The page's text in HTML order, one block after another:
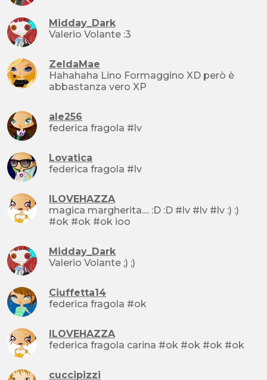
Midday_Dark
Valerio Volante :3
ZeldaMae
Hahahaha Lino Formaggino XD però è
abbastanza vero XP
ale256
federica fragola #lv
Lovatica
federica fragola #lv
ILOVEHAZZA
magica margherita.... :D :D #lv #lv #lv :) :)
#ok #ok #ok ioo
Midday_Dark
Valerio Volante ;) ;)
Ciuffetta14
federica fragola #ok
ILOVEHAZZA
federica fragola carina #ok #ok #ok #ok
cuccipizzi